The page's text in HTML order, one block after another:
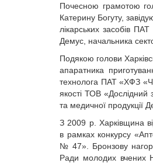
Почесною грамотою
Катерину Богуту,
лікарських засобів
Демус, начальника
Подякою голови
апаратника
технолога ПАТ «ХФЗ
якості ТОВ «Дослідний
та медичної продукції
З 2009 р. Харківщина
в рамках конкурсу
№ 47». Бронзову
Ради молодих вчених